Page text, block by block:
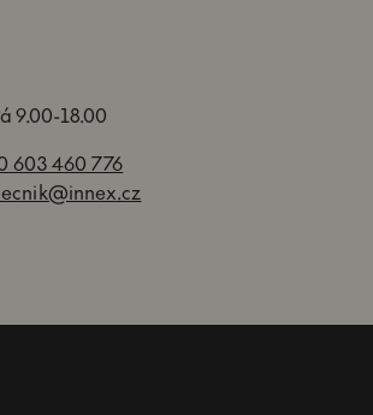
9.00-18.00
603 460 776